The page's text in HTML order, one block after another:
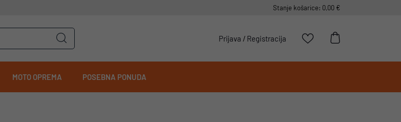
Stanje košarice: 0,00 €
Prijava / Registracija
MOTO OPREMA POSEBNA PONUDA